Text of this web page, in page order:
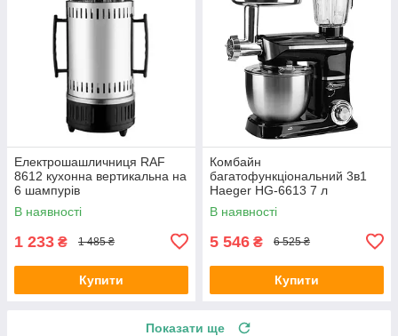
Електрошашличниця RAF
8612 кухонна вертикальна на
6 шампурів
В наявності
1 233 ₴ 1 485 ₴
Купити
Комбайн
багатофункціональний 3в1
Haeger HG-6613 7 л
В наявності
5 546 ₴ 6 525 ₴
Купити
Показати ще